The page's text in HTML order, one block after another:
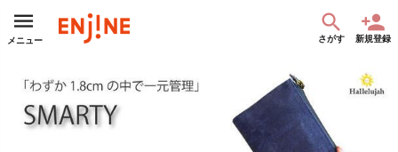
メニュー さがす 新規登録